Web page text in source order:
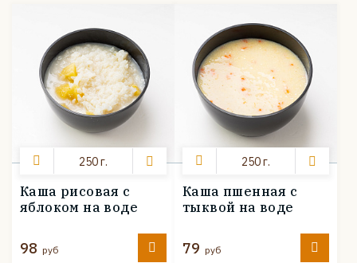
250 г.
Каша рисовая с
яблоком на воде
98 руб
250 г.
Каша пшенная с
тыквой на воде
79 руб